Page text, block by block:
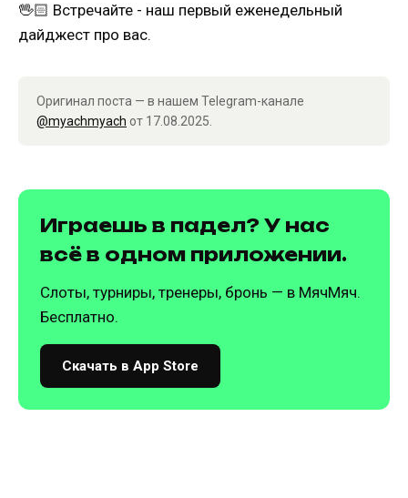
🖖🏻 Встречайте - наш первый еженедельный
дайджест про вас.
Оригинал поста — в нашем Telegram-канале
@myachmyach от 17.08.2025.
Играешь в падел? У нас
всё в одном приложении.
Слоты, турниры, тренеры, бронь — в МячМяч.
Бесплатно.
Скачать в App Store